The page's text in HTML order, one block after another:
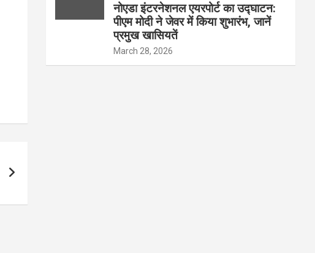
नोएडा इंटरनेशनल एयरपोर्ट का उद्घाटन:
पीएम मोदी ने जेवर में किया शुभारंभ, जानें
प्रमुख खासियतें
March 28, 2026